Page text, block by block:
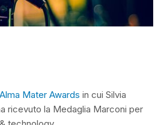
Alma Mater Awards in cui Silvia
ricevuto la Medaglia Marconi per